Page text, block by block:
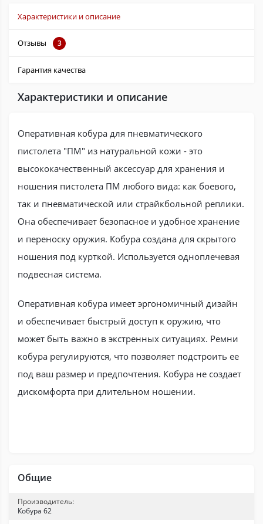
Характеристики и описание
Отзывы 3
Гарантия качества
Характеристики и описание
Оперативная кобура для пневматического
пистолета "ПМ" из натуральной кожи - это
высококачественный аксессуар для хранения и
ношения пистолета ПМ любого вида: как боевого,
так и пневматической или страйкбольной реплики.
Она обеспечивает безопасное и удобное хранение
и переноску оружия. Кобура создана для скрытого
ношения под курткой. Используется одноплечевая
подвесная система.
Оперативная кобура имеет эргономичный дизайн
и обеспечивает быстрый доступ к оружию, что
может быть важно в экстренных ситуациях. Ремни
кобура регулируются, что позволяет подстроить ее
под ваш размер и предпочтения. Кобура не создает
дискомфорта при длительном ношении.
Общие
Производитель:
Кобура 62